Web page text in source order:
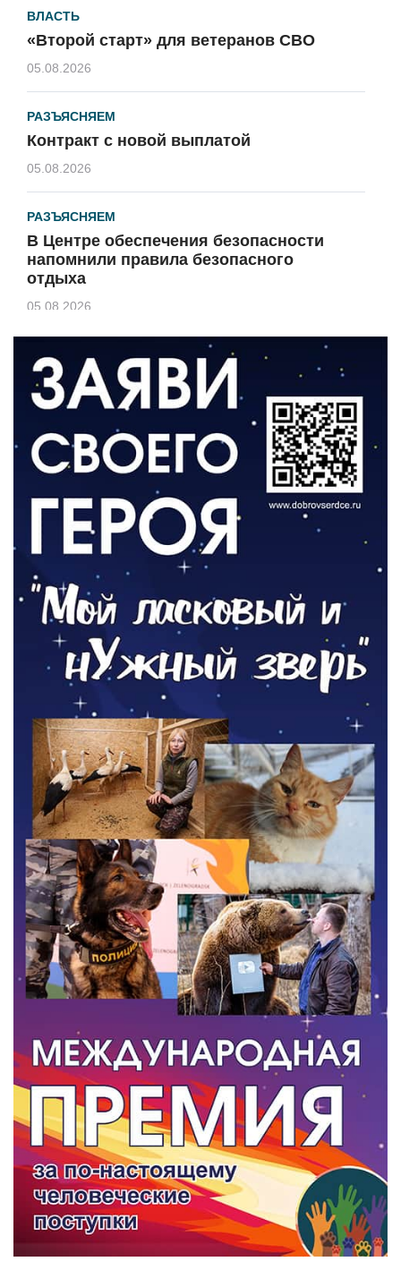
ВЛАСТЬ
«Второй старт» для ветеранов СВО
05.08.2026
РАЗЪЯСНЯЕМ
Контракт с новой выплатой
05.08.2026
РАЗЪЯСНЯЕМ
В Центре обеспечения безопасности
напомнили правила безопасного
отдыха
05.08.2026
КУЛЬТУРА
Афиша Зеленоградска
04.08.2026
РАЗЪЯСНЯЕМ
Борьба с борщевиком продолжается
04.08.2026